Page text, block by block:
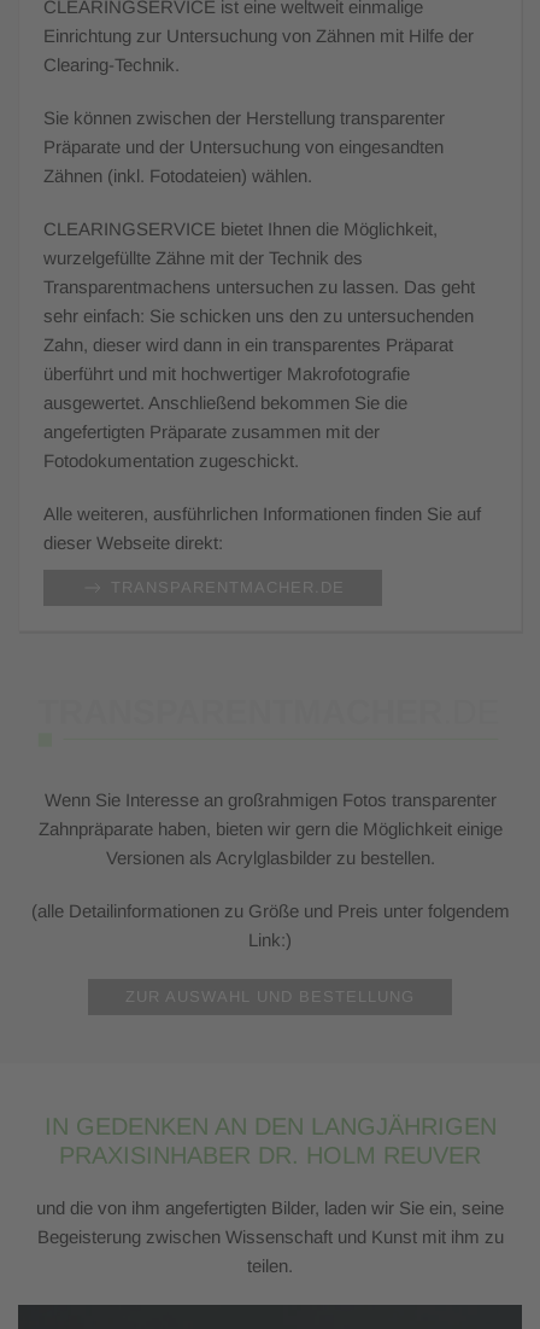
CLEARINGSERVICE ist eine weltweit einmalige
Einrichtung zur Untersuchung von Zähnen mit Hilfe der
Clearing-Technik.
Sie können zwischen der Herstellung transparenter
Präparate und der Untersuchung von eingesandten
Zähnen (inkl. Fotodateien) wählen.
CLEARINGSERVICE bietet Ihnen die Möglichkeit,
wurzelgefüllte Zähne mit der Technik des
Transparentmachens untersuchen zu lassen. Das geht
sehr einfach: Sie schicken uns den zu untersuchenden
Zahn, dieser wird dann in ein transparentes Präparat
überführt und mit hochwertiger Makrofotografie
ausgewertet. Anschließend bekommen Sie die
angefertigten Präparate zusammen mit der
Fotodokumentation zugeschickt.
Alle weiteren, ausführlichen Informationen finden Sie auf
dieser Webseite direkt:
TRANSPARENTMACHER.DE
Wenn Sie Interesse an großrahmigen Fotos transparenter
Zahnpräparate haben, bieten wir gern die Möglichkeit einige
Versionen als Acrylglasbilder zu bestellen.
(alle Detailinformationen zu Größe und Preis unter folgendem
Link:)
ZUR AUSWAHL UND BESTELLUNG
IN GEDENKEN AN DEN LANGJÄHRIGEN
PRAXISINHABER DR. HOLM REUVER
und die von ihm angefertigten Bilder, laden wir Sie ein, seine
Begeisterung zwischen Wissenschaft und Kunst mit ihm zu
teilen.